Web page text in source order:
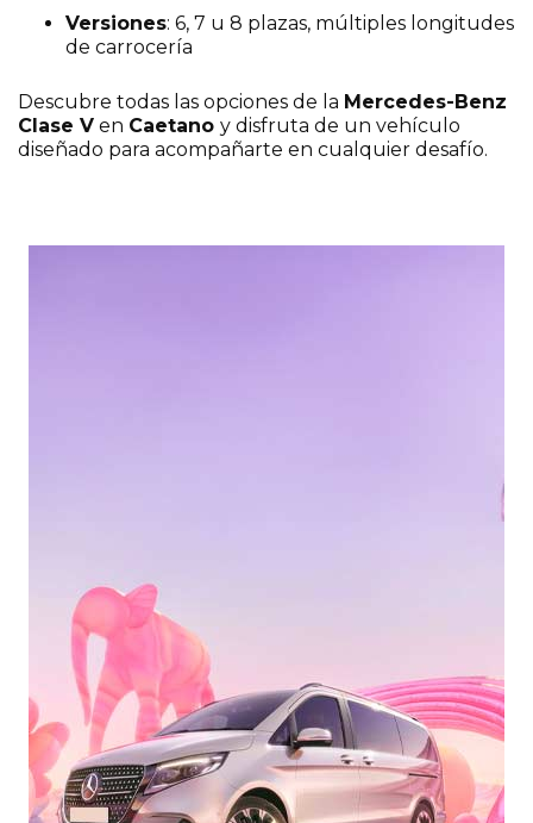
Versiones: 6, 7 u 8 plazas, múltiples longitudes
de carrocería
Descubre todas las opciones de la Mercedes-Benz
Clase V en Caetano y disfruta de un vehículo
diseñado para acompañarte en cualquier desafío.